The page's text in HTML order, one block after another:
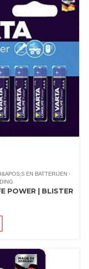
EN BATTERIJEN
POWER | BLISTER